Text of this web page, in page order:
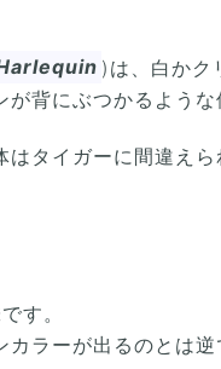
)は、白かク
背にぶつかるような
タイガーに間違えら
す。
ラーが出るのとは